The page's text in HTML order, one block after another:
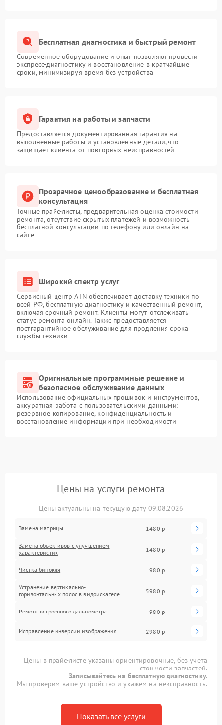
Бесплатная диагностика и быстрый ремонт
Современное оборудование и опыт позволяют провести
экспресс-диагностику и восстановление в кратчайшие
сроки, минимизируя время без устройства
Гарантия на работы и запчасти
Предоставляется документированная гарантия на
выполненные работы и установленные детали, что
защищает клиента от повторных неисправностей
Прозрачное ценообразование и бесплатная
консультация
Точные прайс-листы, предварительная оценка стоимости
ремонта, отсутствие скрытых платежей и возможность
бесплатной консультации по телефону или онлайн на
сайте
Широкий спектр услуг
Сервисный центр ATN обеспечивает доставку техники по
всей РФ, бесплатную диагностику и качественный ремонт,
включая срочный ремонт. Клиенты могут отслеживать
статус ремонта онлайн. Также предоставляется
постгарантийное обслуживание для продления срока
службы техники
Оригинальные программные решение и
безопасное обслуживание данных
Использование официальных прошивок и инструментов,
аккуратная работа с пользовательскими данными:
резервное копирование, конфиденциальность и
восстановление информации при необходимости
Цены на услуги ремонта
Цены актуальны на текущую дату 09.08.2026
Замена матрицы 1480 р
Замена объективов с улучшением
характеристик
1480 р
Чистка бинокля 980 р
Устранение вертикально-
горизонтальных полос в видоискателе
5980 р
Ремонт встроенного дальнометра 980 р
Исправление инверсии изображения 2980 р
Цены в прайс-листе указаны ориентировочные, без учета
стоимости запчастей.
Записывайтесь на бесплатную диагностику.
Мы проверим ваше устройство и укажем на неисправность.
Показать все услуги